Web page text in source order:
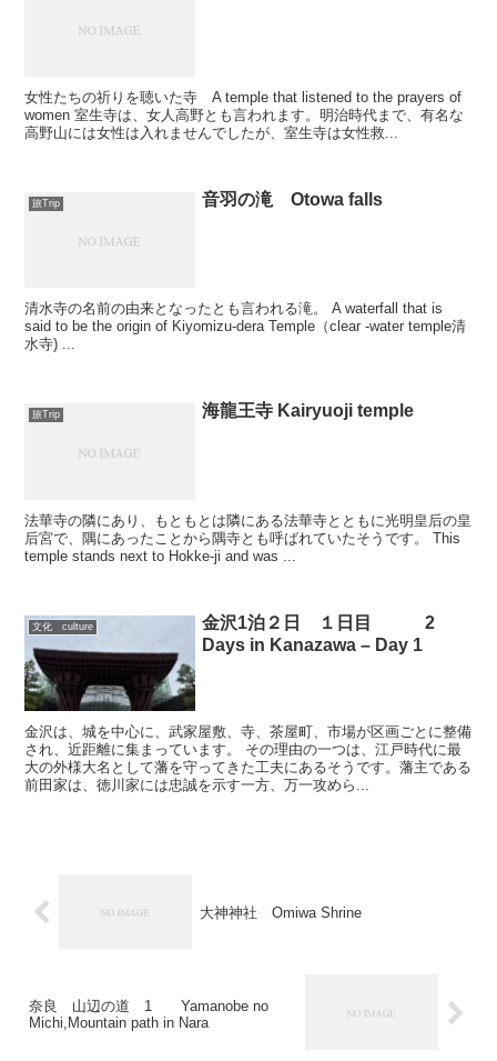
女性たちの祈りを聴いた寺 A temple that listened to the prayers of
women 室生寺は、女人高野とも言われます。明治時代まで、有名な
高野山には女性は入れませんでしたが、室生寺は女性救...
旅Trip 音羽の滝 Otowa falls
清水寺の名前の由来となったとも言われる滝。 A waterfall that is
said to be the origin of Kiyomizu-dera Temple（clear -water temple清
水寺) ...
旅Trip 海龍王寺 Kairyuoji temple
法華寺の隣にあり、もともとは隣にある法華寺とともに光明皇后の皇
后宮で、隅にあったことから隅寺とも呼ばれていたそうです。 This
temple stands next to Hokke-ji and was ...
文化 culture
金沢1泊２日 １日目 2
Days in Kanazawa – Day 1
金沢は、城を中心に、武家屋敷、寺、茶屋町、市場が区画ごとに整備
され、近距離に集まっています。 その理由の一つは、江戸時代に最
大の外様大名として藩を守ってきた工夫にあるそうです。藩主である
前田家は、徳川家には忠誠を示す一方、万一攻めら...
大神神社 Omiwa Shrine
奈良 山辺の道 1 Yamanobe no
Michi,Mountain path in Nara